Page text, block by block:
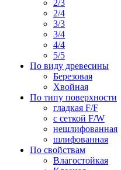
2/3
2/4
3/3
3/4
4/4
5/5
По виду древесины
Березовая
Хвойная
По типу поверхности
гладкая F/F
с сеткой F/W
нешлифованная
шлифованная
По свойствам
Влагостойкая